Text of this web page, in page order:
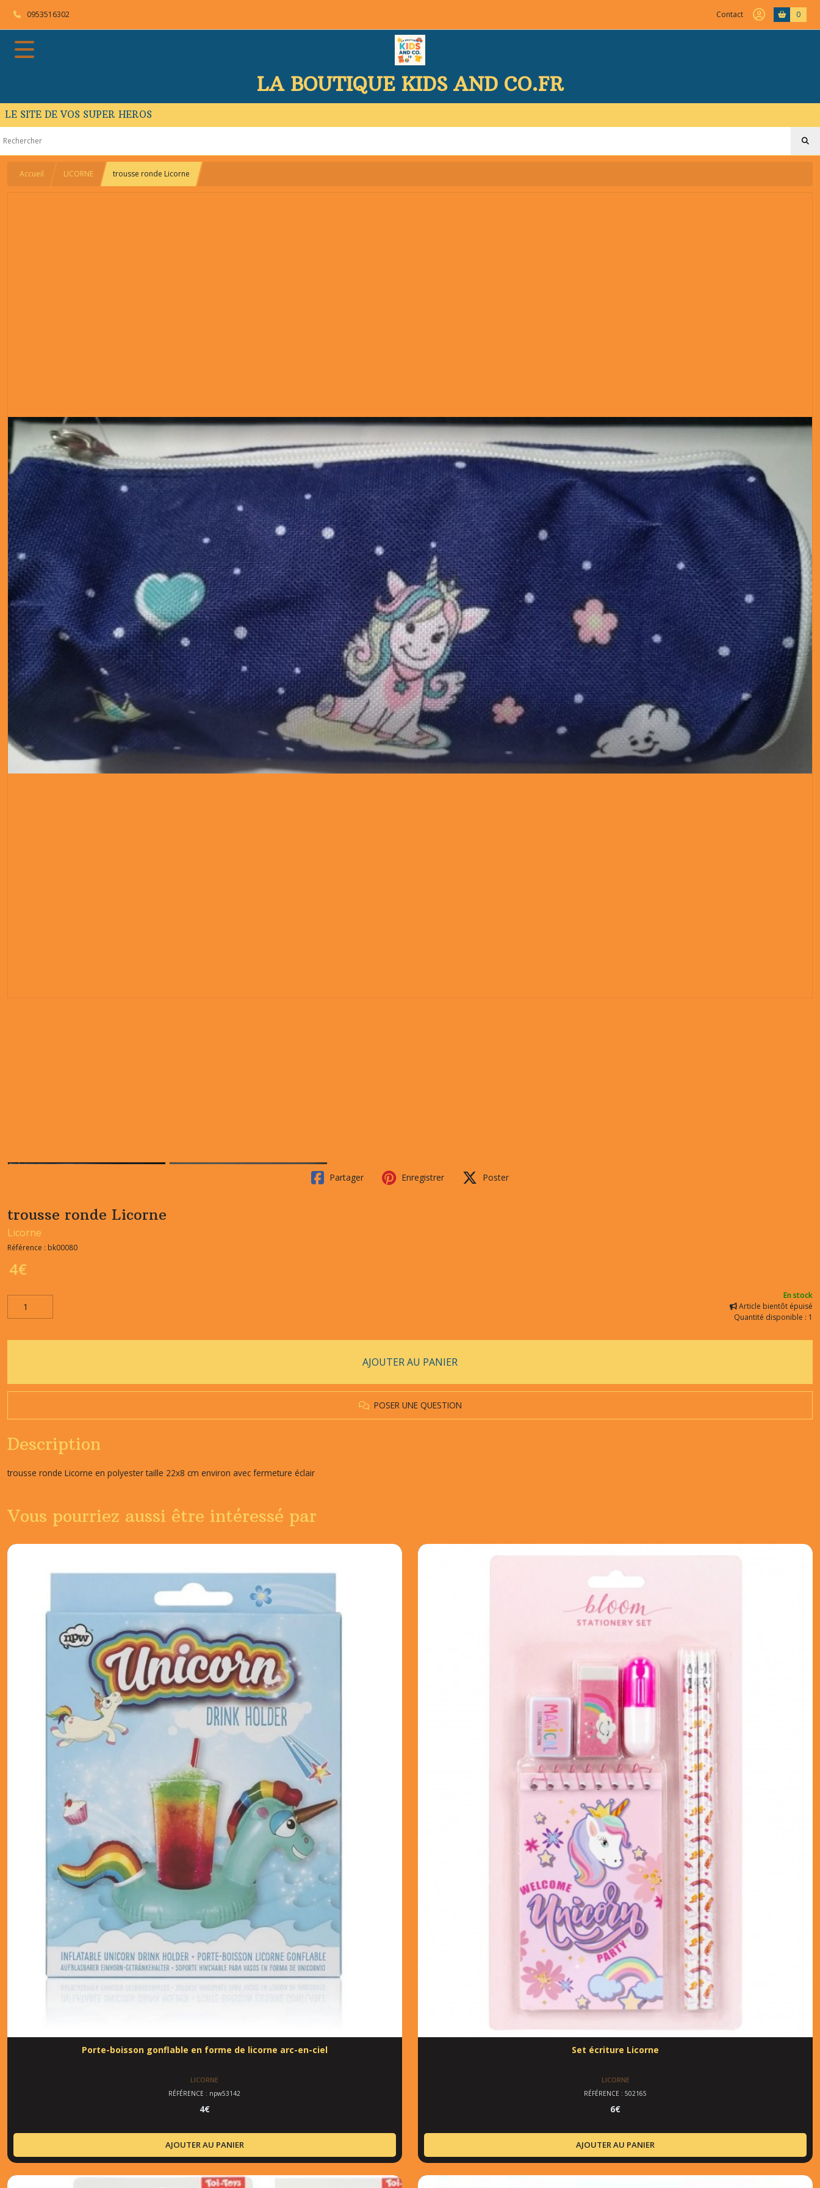
0953516302 Contact 0
LA BOUTIQUE KIDS AND CO.FR
LE SITE DE VOS SUPER HEROS
Accueil LICORNE trousse ronde Licorne
Partager Enregistrer Poster
trousse ronde Licorne
Licorne
Référence : bk00080
4€
En stock
Article bientôt épuisé
Quantité disponible : 1
AJOUTER AU PANIER
POSER UNE QUESTION
Description
trousse ronde Licorne en polyester taille 22x8 cm environ avec fermeture éclair
Vous pourriez aussi être intéressé par
Porte-boisson gonflable en forme de licorne arc-en-ciel
LICORNE
RÉFÉRENCE : npw53142
4€
AJOUTER AU PANIER
Set écriture Licorne
LICORNE
RÉFÉRENCE : 502165
6€
AJOUTER AU PANIER